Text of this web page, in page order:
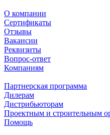
О компании
Сертификаты
Отзывы
Вакансии
Реквизиты
Вопрос-ответ
Компаниям
Партнерская программа
Дилерам
Дистрибьюторам
Проектным и строительным
Помощь